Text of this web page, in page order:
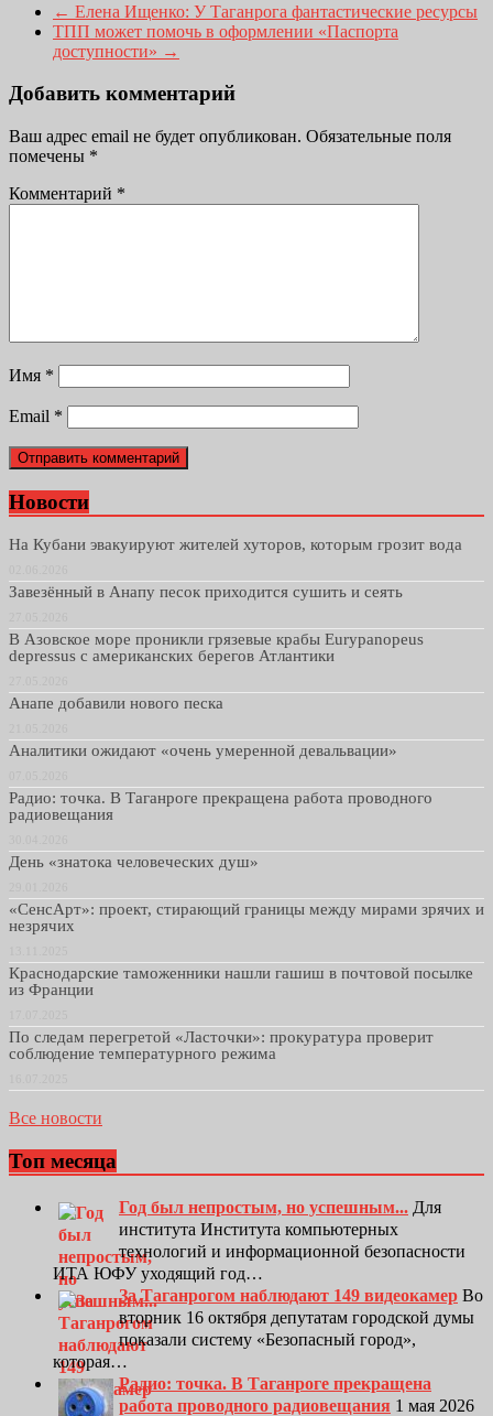
← Елена Ищенко: У Таганрога фантастические ресурсы
ТПП может помочь в оформлении «Паспорта
доступности» →
Добавить комментарий
Ваш адрес email не будет опубликован. Обязательные поля
помечены *
Комментарий *
Имя *
Email *
Новости
На Кубани эвакуируют жителей хуторов, которым грозит вода
Завезённый в Анапу песок приходится сушить и сеять
В Азовское море проникли грязевые крабы Eurypanopeus
depressus с американских берегов Атлантики
Анапе добавили нового песка
Аналитики ожидают «очень умеренной девальвации»
Радио: точка. В Таганроге прекращена работа проводного
радиовещания
День «знатока человеческих душ»
«СенсАрт»: проект, стирающий границы между мирами зрячих и
незрячих
Краснодарские таможенники нашли гашиш в почтовой посылке
из Франции
По следам перегретой «Ласточки»: прокуратура проверит
соблюдение температурного режима
Все новости
Топ месяца
Год был непростым, но успешным... Для
института Института компьютерных
технологий и информационной безопасности
ИТА ЮФУ уходящий год…
За Таганрогом наблюдают 149 видеокамер Во
вторник 16 октября депутатам городской думы
показали систему «Безопасный город»,
которая…
Радио: точка. В Таганроге прекращена
работа проводного радиовещания 1 мая 2026